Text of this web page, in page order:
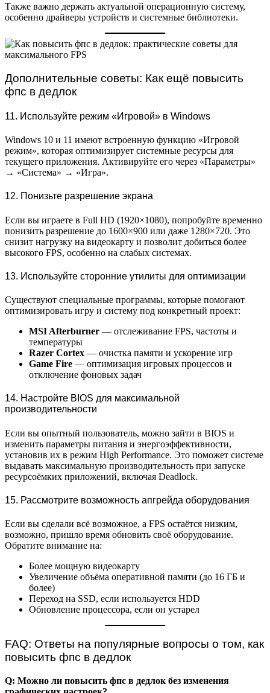
Также важно держать актуальной операционную систему,
особенно драйверы устройств и системные библиотеки.
Дополнительные советы: Как ещё повысить
фпс в дедлок
11. Используйте режим «Игровой» в Windows
Windows 10 и 11 имеют встроенную функцию «Игровой
режим», которая оптимизирует системные ресурсы для
текущего приложения. Активируйте его через «Параметры»
→ «Система» → «Игра».
12. Понизьте разрешение экрана
Если вы играете в Full HD (1920×1080), попробуйте временно
понизить разрешение до 1600×900 или даже 1280×720. Это
снизит нагрузку на видеокарту и позволит добиться более
высокого FPS, особенно на слабых системах.
13. Используйте сторонние утилиты для оптимизации
Существуют специальные программы, которые помогают
оптимизировать игру и систему под конкретный проект:
MSI Afterburner — отслеживание FPS, частоты и
температуры
Razer Cortex — очистка памяти и ускорение игр
Game Fire — оптимизация игровых процессов и
отключение фоновых задач
14. Настройте BIOS для максимальной
производительности
Если вы опытный пользователь, можно зайти в BIOS и
изменить параметры питания и энергоэффективности,
установив их в режим High Performance. Это поможет системе
выдавать максимальную производительность при запуске
ресурсоёмких приложений, включая Deadlock.
15. Рассмотрите возможность апгрейда оборудования
Если вы сделали всё возможное, а FPS остаётся низким,
возможно, пришло время обновить своё оборудование.
Обратите внимание на:
Более мощную видеокарту
Увеличение объёма оперативной памяти (до 16 ГБ и
более)
Переход на SSD, если используется HDD
Обновление процессора, если он устарел
FAQ: Ответы на популярные вопросы о том, как
повысить фпс в дедлок
Q: Можно ли повысить фпс в дедлок без изменения